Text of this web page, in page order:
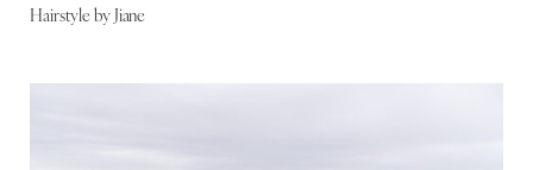
Hairstyle by Jiane